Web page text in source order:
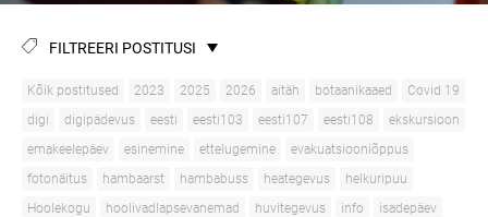
FILTREERI POSTITUSI
Kõik postitused 2023 2025 2026 aitäh botaanikaaed
Covid 19
digi
digipädevus eesti eesti103 eesti107 eesti108
ekskursioon
emakeelepäev
esinemine ettelugemine
evakuatsiooniõppus
fotonäitus
hambaarst hambabuss heategevus
helkuripuu
Hoolekogu
hoolivadlapsevanemad huvitegevus info
isadepäev